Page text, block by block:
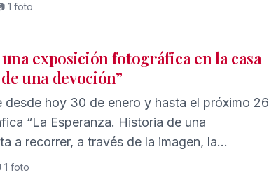
1 foto
exposición fotográfica en la casa
una devoción”
desde hoy 30 de enero y hasta el próximo 26
“La Esperanza. Historia de una
a recorrer, a través de la imagen, la
Triana con su Esperanza.
1 foto